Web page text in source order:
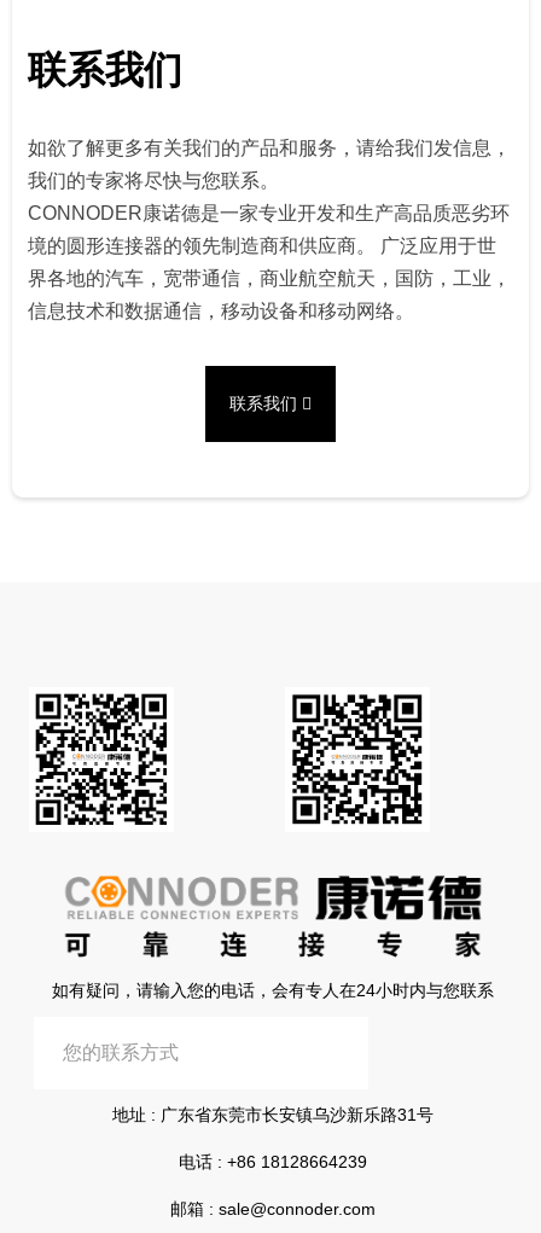
联系我们
如欲了解更多有关我们的产品和服务，请给我们发信息，
我们的专家将尽快与您联系。
CONNODER康诺德是一家专业开发和生产高品质恶劣环
境的圆形连接器的领先制造商和供应商。 广泛应用于世
界各地的汽车，宽带通信，商业航空航天，国防，工业，
信息技术和数据通信，移动设备和移动网络。
联系我们
如有疑问，请输入您的电话，会有专人在24小时内与您联系
地址 : 广东省东莞市长安镇乌沙新乐路31号
电话 : +86 18128664239
邮箱 : sale@connoder.com